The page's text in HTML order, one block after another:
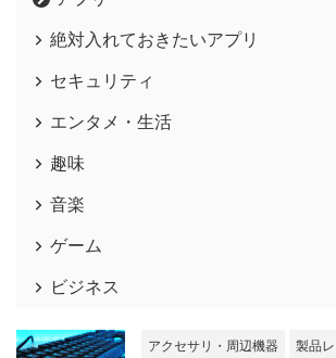
絶対入れておきたいアプリ
セキュリティ
エンタメ・生活
趣味
音楽
ゲーム
ビジネス
アクセサリ・周辺機器 製品